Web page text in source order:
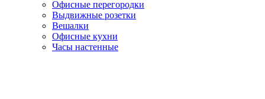
Офисные перегородки
Выдвижные розетки
Вешалки
Офисные кухни
Часы настенные